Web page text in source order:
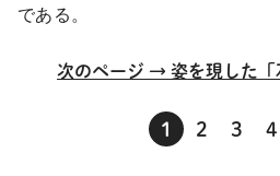
である。
次のページ → 姿を現した「
1 2 3 4